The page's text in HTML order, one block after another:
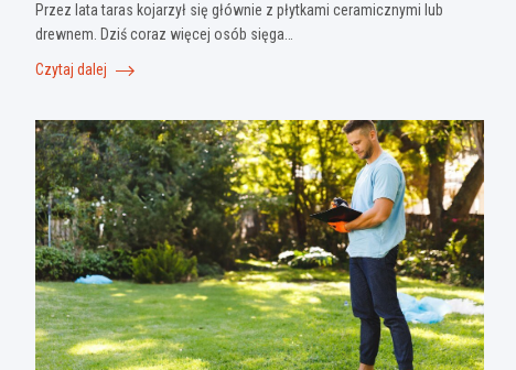
Przez lata taras kojarzył się głównie z płytkami ceramicznymi lub
drewnem. Dziś coraz więcej osób sięga…
Czytaj dalej